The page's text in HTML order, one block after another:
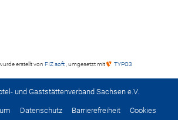
erstellt von FIZ soft , umgesetzt mit TYPO3
und Gaststättenverband Sachsen e.V.
Datenschutz Barrierefreiheit Cookies